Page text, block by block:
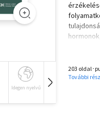
Idegen nyelvű Hangoskönyv
Ha
magas
203 oldal･
További